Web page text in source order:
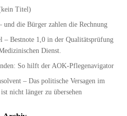
Titel)
und die Bürger zahlen die Rechnung
– Bestnote 1,0 in der Qualitätsprüfung
Dienst.
So hilft der AOK-Pflegenavigator
– Das politische Versagen im
nicht länger zu übersehen